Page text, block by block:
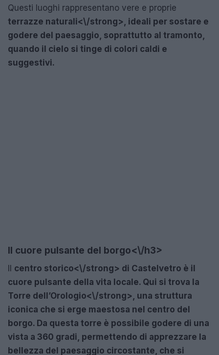
Questi luoghi rappresentano vere e proprie
terrazze naturali<\/strong>, ideali per sostare e
godere del paesaggio, soprattutto al tramonto,
quando il cielo si tinge di colori caldi e
suggestivi.
Il cuore pulsante del borgo<\/h3>
Il centro storico<\/strong> di Castelvetro è il
cuore pulsante della vita locale. Qui si trova la
Torre dell’Orologio<\/strong>, una struttura
iconica che si erge maestosa nel centro del
borgo. Da questa torre è possibile godere di una
vista a 360 gradi, permettendo di apprezzare la
bellezza del paesaggio circostante, che si